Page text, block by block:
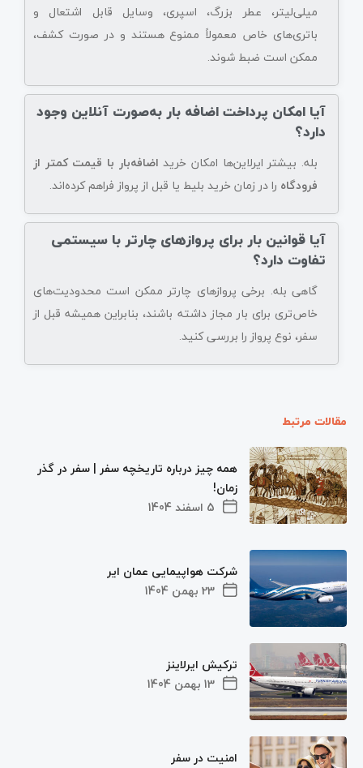
میلی‌لیتر، عطر بزرگ، اسپری، وسایل قابل اشتعال و
باتری‌های خاص معمولاً ممنوع هستند و در صورت کشف،
ممکن است ضبط شوند.
آیا امکان پرداخت اضافه بار به‌صورت آنلاین وجود
دارد؟
بله. بیشتر ایرلاین‌ها امکان خرید اضافه‌بار با قیمت کمتر از
فرودگاه را در زمان خرید بلیط یا قبل از پرواز فراهم کرده‌اند.
آیا قوانین بار برای پروازهای چارتر با سیستمی
تفاوت دارد؟
گاهی بله. برخی پروازهای چارتر ممکن است محدودیت‌های
خاص‌تری برای بار مجاز داشته باشند، بنابراین همیشه قبل از
سفر، نوع پرواز را بررسی کنید.
مقالات مرتبط
5 اسفند 1404
همه چیز درباره تاریخچه سفر | سفر در گذر
زمان!
23 بهمن 1404
شرکت هواپیمایی عمان ایر
13 بهمن 1404
ترکیش ایرلاینز
امنیت در سفر